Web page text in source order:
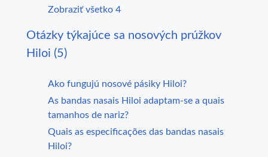
Zobraziť všetko 4
Otázky týkajúce sa nosových prúžkov
Hiloi (5)
Ako fungujú nosové pásiky Hiloi?
As bandas nasais Hiloi adaptam-se a quais
tamanhos de nariz?
Quais as especificações das bandas nasais
Hiloi?